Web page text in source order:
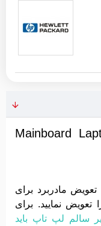
Mainboard
مادربرد برای
نمایید. برای
سالم لپ تاپ باید